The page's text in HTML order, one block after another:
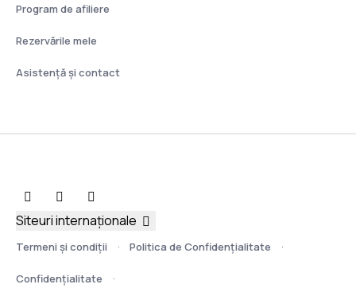
Program de afiliere
Rezervările mele
Asistenţă şi contact
Termeni şi condiţii Politica de Confidențialitate
Confidențialitate
Siteuri internaționale